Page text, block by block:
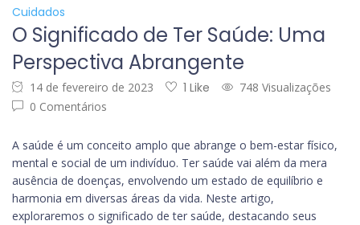
Cuidados
O Significado de Ter Saúde: Uma
Perspectiva Abrangente
14 de fevereiro de 2023 1 Like
748 Visualizações
0 Comentários
A saúde é um conceito amplo que abrange o bem-estar físico,
mental e social de um indivíduo. Ter saúde vai além da mera
ausência de doenças, envolvendo um estado de equilíbrio e
harmonia em diversas áreas da vida. Neste artigo,
exploraremos o significado de ter saúde, destacando seus